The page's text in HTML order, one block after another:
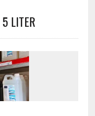
LITER